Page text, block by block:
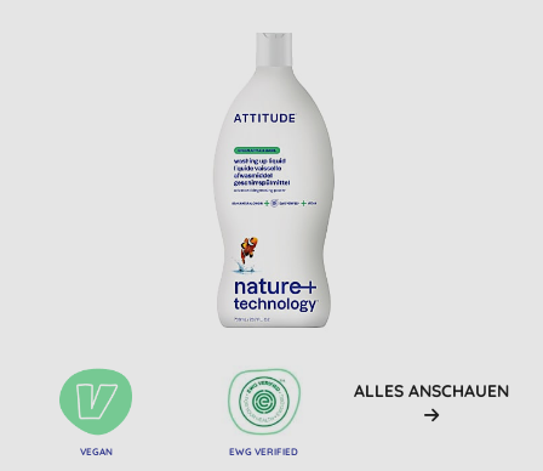
VEGAN EWG VERIFIED
ALLES ANSCHAUEN